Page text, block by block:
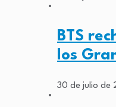
BTS
los
30 de julio de